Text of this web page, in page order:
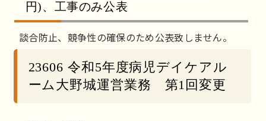
円)、工事のみ公表
談合防止、競争性の確保のため公表致しません。
23606 令和5年度病児デイケアル
ーム大野城運営業務 第1回変更